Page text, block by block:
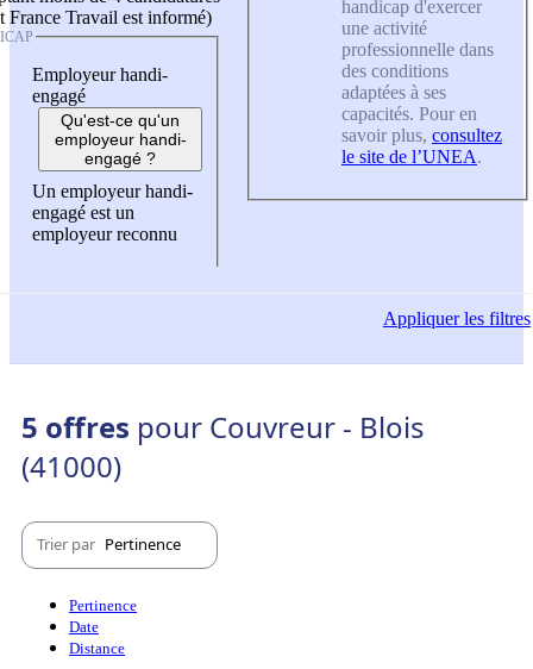
France Travail est informé)
Employeur handi-
engagé
Qu'est-ce qu'un
employeur handi-
engagé ?
Un employeur handi-
engagé est un
employeur reconnu
handicap d'exercer
une activité
professionnelle dans
des conditions
adaptées à ses
capacités. Pour en
savoir plus, consultez
le site de l’UNEA.
Appliquerles filtres
5 offres pour Couvreur - Blois
(41000)
Trier par Pertinence
Pertinence
Date
Distance